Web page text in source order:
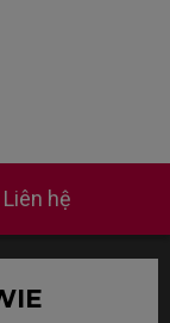
Liên hệ